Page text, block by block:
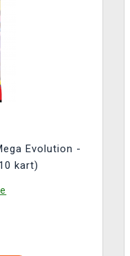
Evolution -
kart)